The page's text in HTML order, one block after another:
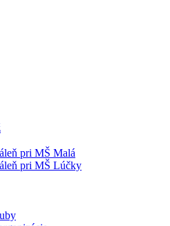
pri MŠ Malá
pri MŠ Lúčky